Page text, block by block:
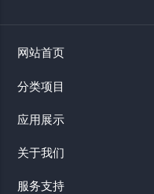
网站首页
分类项目
应用展示
关于我们
服务支持